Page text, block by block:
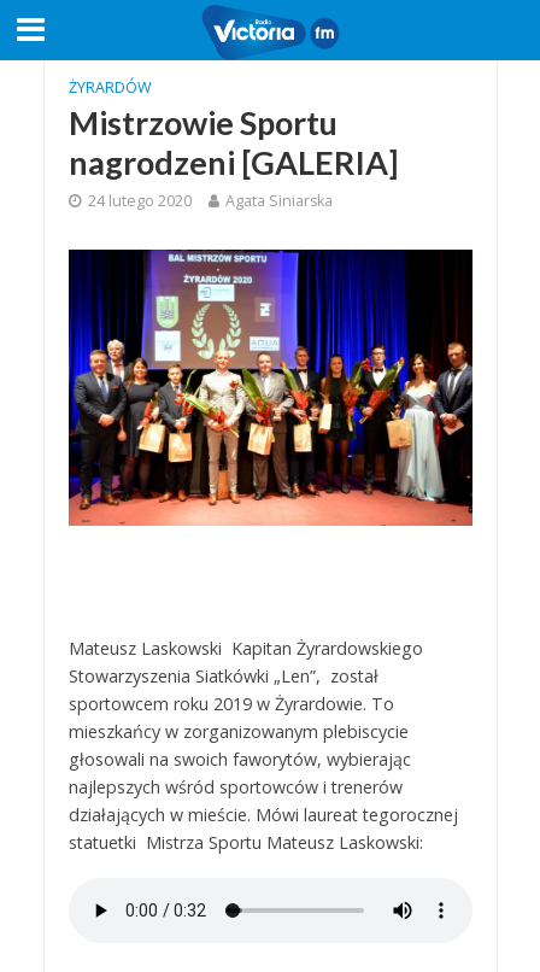
ŻYRARDÓW
Mistrzowie Sportu
nagrodzeni [GALERIA]
24 lutego 2020 Agata Siniarska
Mateusz Laskowski Kapitan Żyrardowskiego
Stowarzyszenia Siatkówki „Len”, został
sportowcem roku 2019 w Żyrardowie. To
mieszkańcy w zorganizowanym plebiscycie
głosowali na swoich faworytów, wybierając
najlepszych wśród sportowców i trenerów
działających w mieście. Mówi laureat tegorocznej
statuetki Mistrza Sportu Mateusz Laskowski: